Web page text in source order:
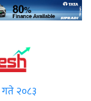
गते २०८३